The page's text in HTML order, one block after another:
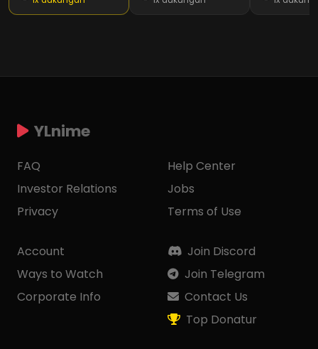
YLnime
FAQ
Investor Relations
Privacy
Help Center
Jobs
Terms of Use
Account
Ways to Watch
Corporate Info
Join Discord
Join Telegram
Contact Us
Top Donatur